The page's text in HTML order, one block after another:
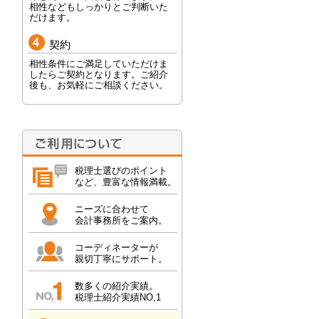
相性などもしっかりとご判断いた
だけます。
契約
相性条件にご満足していただけま
したらご契約となります。ご紹介
後も、お気軽にご相談ください。
税理士選びのポイント
など、豊富な情報満載。
ニーズに合わせて
会計事務所をご案内。
コーディネーターが
親切丁寧にサポート。
数多くの紹介実績。
税理士紹介実績NO,1